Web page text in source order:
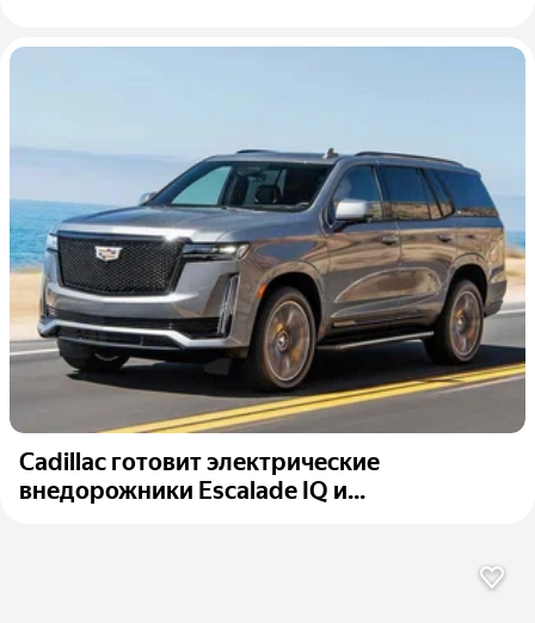
Cadillac готовит электрические
внедорожники Escalade IQ и...